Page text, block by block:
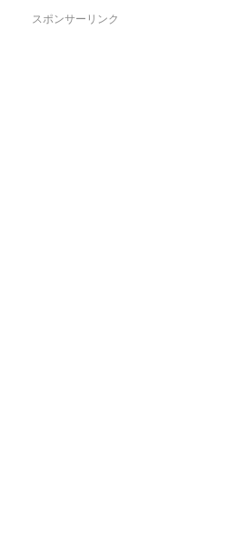
スポンサーリンク